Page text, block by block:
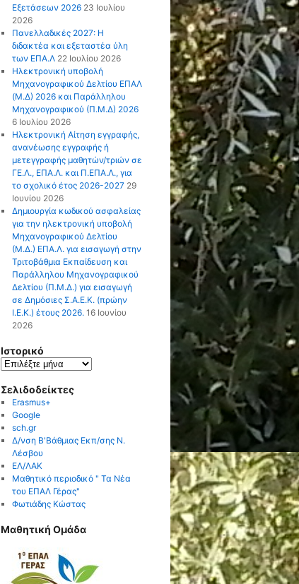
Εξετάσεων 2026 23 Ιουλίου
2026
Πανελλαδικές 2027: Η
διδακτέα και εξεταστέα ύλη
των ΕΠΑ.Λ 22 Ιουλίου 2026
Ηλεκτρονική υποβολή
Μηχανογραφικού Δελτίου ΕΠΑΛ
(Μ.Δ) 2026 και Παράλληλου
Μηχανογραφικού (Π.Μ.Δ) 2026
6 Ιουλίου 2026
Ηλεκτρονική Αίτηση εγγραφής,
ανανέωσης εγγραφής ή
μετεγγραφής μαθητών/τριών σε
ΓΕ.Λ., ΕΠΑ.Λ. και Π.ΕΠΑ.Λ., για
το σχολικό έτος 2026-2027 29
Ιουνίου 2026
Δημιουργία κωδικού ασφαλείας
για την ηλεκτρονική υποβολή
Μηχανογραφικού Δελτίου
(Μ.Δ.) ΕΠΑ.Λ. για εισαγωγή στην
Τριτοβάθμια Εκπαίδευση και
Παράλληλου Μηχανογραφικού
Δελτίου (Π.Μ.Δ.) για εισαγωγή
σε Δημόσιες Σ.Α.Ε.Κ. (πρώην
Ι.Ε.Κ.) έτους 2026. 16 Ιουνίου
2026
Ιστορικό
Ιστορικό
Σελιδοδείκτες
Erasmus+
Google
sch.gr
Δ/νση Β'Βάθμιας Εκπ/σης Ν.
Λέσβου
ΕΛ/ΛΑΚ
Μαθητικό περιοδικό " Τα Νέα
του ΕΠΑΛ Γέρας"
Φωτιάδης Κώστας
Μαθητική Ομάδα